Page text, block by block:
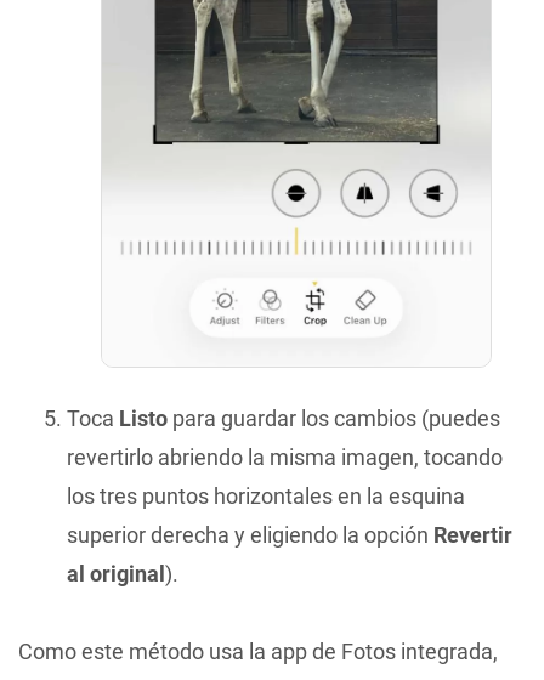
Toca Listo para guardar los cambios (puedes
revertirlo abriendo la misma imagen, tocando
los tres puntos horizontales en la esquina
superior derecha y eligiendo la opción Revertir
al original ).
Como este método usa la app de Fotos integrada,